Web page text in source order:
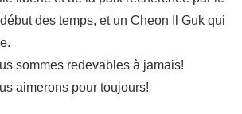
des temps, et un Cheon Il Guk qui
sommes redevables à jamais!
aimerons pour toujours!